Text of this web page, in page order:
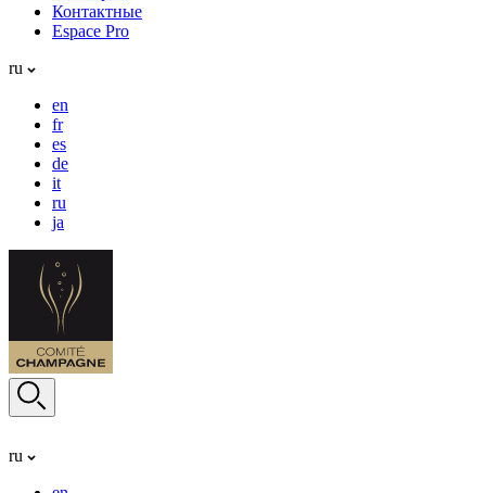
Контактные
Espace Pro
ru
en
fr
es
de
it
ru
ja
ru